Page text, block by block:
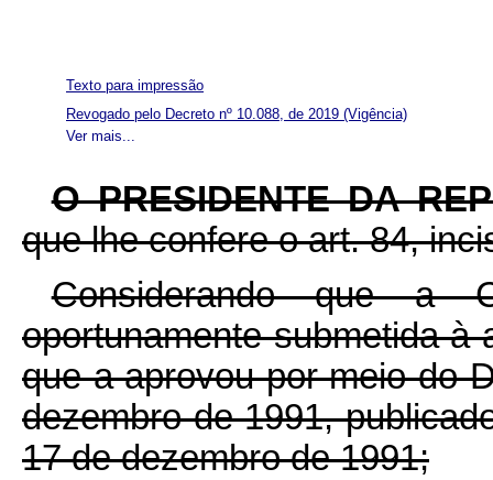
Ver mais...
Texto para impressão
Revogado pelo Decreto nº 10.088, de 2019 (Vigência)
O PRESIDENTE DA
que lhe confere o art. 84,
Considerando que a
oportunamente submetida à
que a aprovou por meio do
dezembro de 1991,
17 de dezembro de 1991;